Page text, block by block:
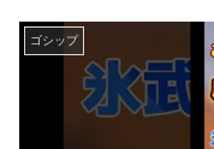
ゴシップ